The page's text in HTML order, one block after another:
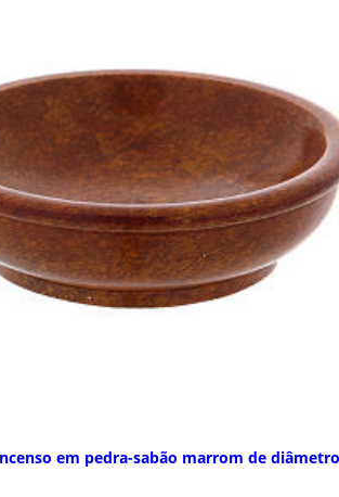
em pedra-sabão marrom de